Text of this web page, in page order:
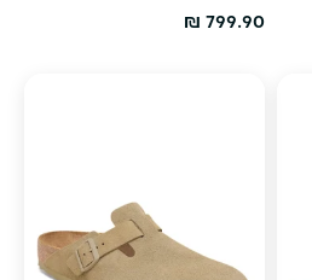
מחיר מבצע
799.90 ₪